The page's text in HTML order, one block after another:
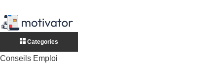
Categories
Conseils Emploi